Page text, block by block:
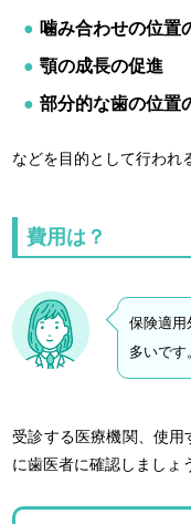
噛み合わせの位置
顎の成長の促進
部分的な歯の位置
などを目的として行われ
費用は？
保険適用
多いです
受診する医療機関、使
に歯医者に確認しましょ